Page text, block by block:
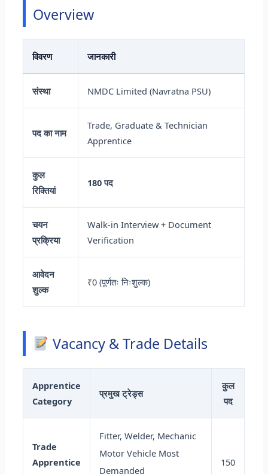
Overview
विवरण जानकारी
संस्था NMDC Limited (Navratna PSU)
पद का नाम
Trade, Graduate & Technician
Apprentice
कुल
रिक्तियां
180 पद
चयन
प्रक्रिया
Walk-in Interview + Document
Verification
आवेदन
शुल्क
₹0 (पूर्णतः निःशुल्क)
Vacancy & Trade Details
Apprentice
Category
प्रमुख ट्रेड्स
कुल
पद
Trade
Apprentice
Fitter, Welder, Mechanic
Motor Vehicle Most
Demanded
150